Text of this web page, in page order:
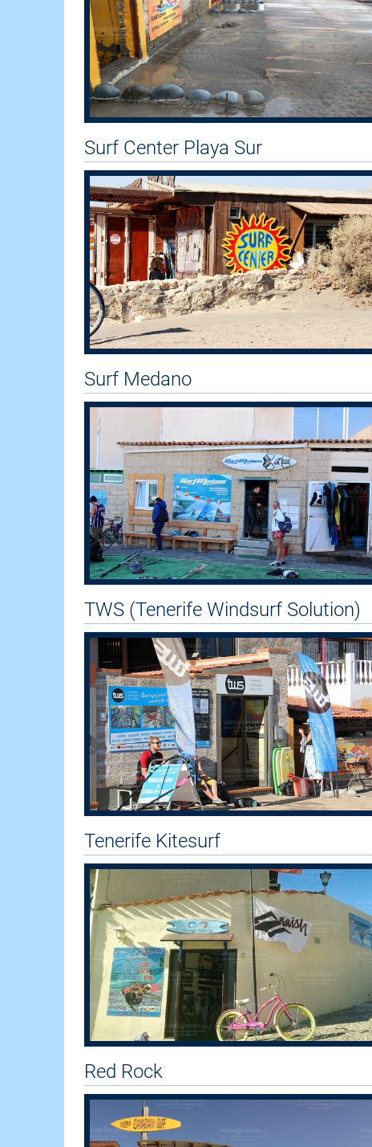
Surf Center Playa Sur
Surf Medano
TWS (Tenerife Windsurf Solution)
Tenerife Kitesurf
Red Rock